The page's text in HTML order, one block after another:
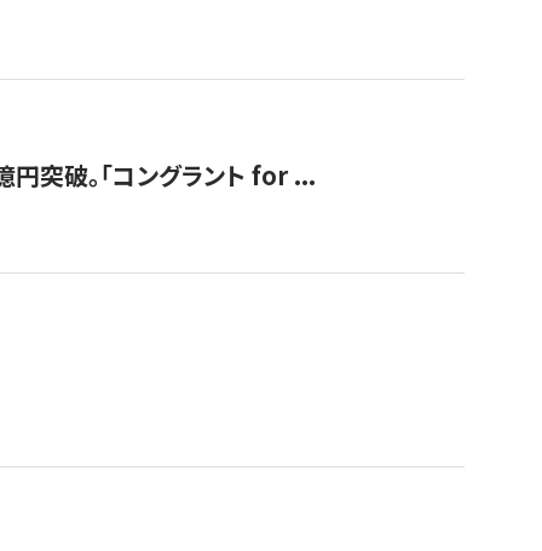
突破。「コングラント for ...